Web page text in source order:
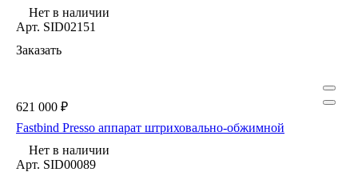
Нет в наличии
Арт. SID02151
Заказать
621 000 ₽
Fastbind Presso аппарат штриховально-обжимной
Нет в наличии
Арт. SID00089